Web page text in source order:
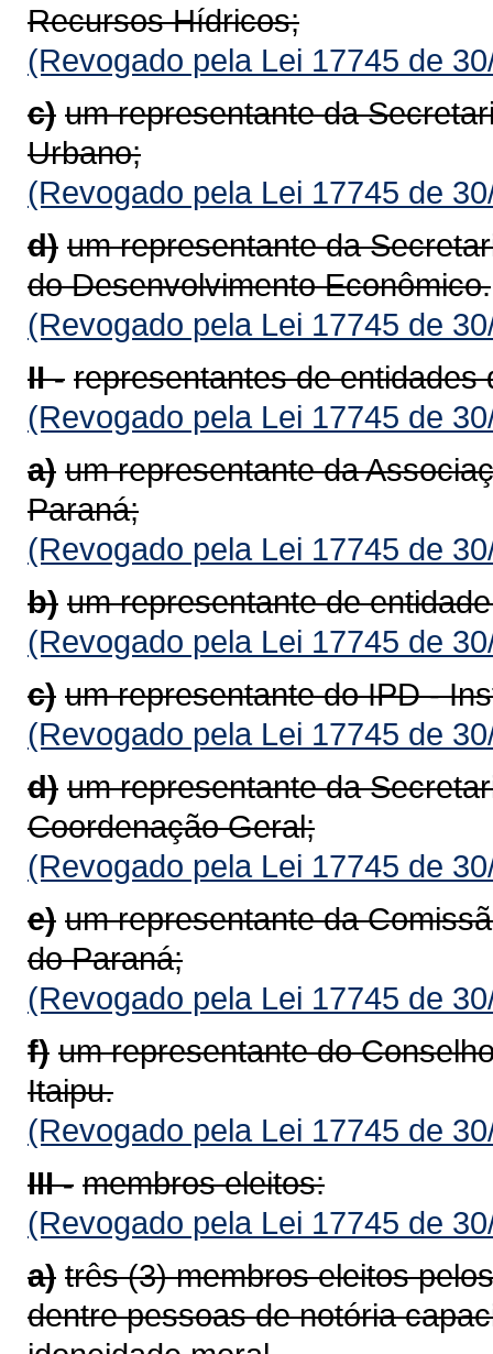
Recursos Hídricos;
(Revogado pela Lei 17745 de
c) um representante da
Urbano;
(Revogado pela Lei 17745 de
d) um representante da
do Desenvolvimento Econômico.
(Revogado pela Lei 17745 de
II - representantes de entidades
(Revogado pela Lei 17745 de
a) um representante da
Paraná;
(Revogado pela Lei 17745 de
b) um representante de
(Revogado pela Lei 17745 de
c) um representante do IPD -
(Revogado pela Lei 17745 de
d) um representante da
Coordenação Geral;
(Revogado pela Lei 17745 de
e) um representante da
do Paraná;
(Revogado pela Lei 17745 de
f) um representante do
Itaipu.
(Revogado pela Lei 17745 de
III - membros eleitos:
(Revogado pela Lei 17745 de
a) três (3) membros eleitos
dentre pessoas de notória